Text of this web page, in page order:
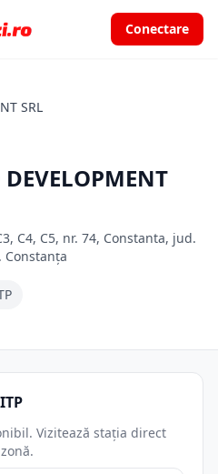
Conectare
SRL
C4, C5, nr. 74, Constanta, jud.
Constanța
Vizitează stația direct